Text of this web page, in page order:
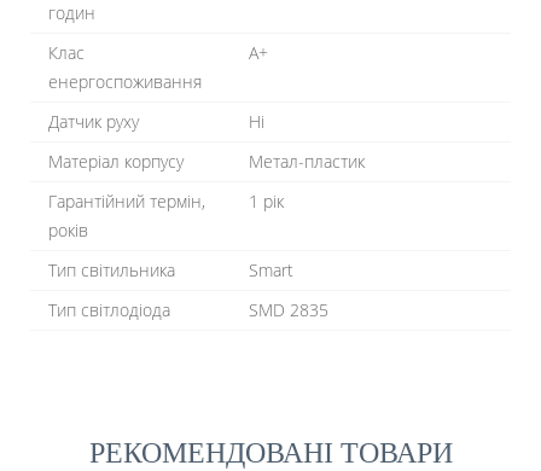
годин
Клас
енергоспоживання
A+
Датчик руху
Ні
Матеріал корпусу
Метал-пластик
Гарантійний термін,
років
1 рік
Тип світильника
Smart
Тип світлодіода
SMD 2835
РЕКОМЕНДОВАНІ ТОВАРИ